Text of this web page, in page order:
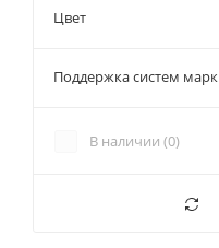
Цвет
Поддержка систем
В наличии (0)